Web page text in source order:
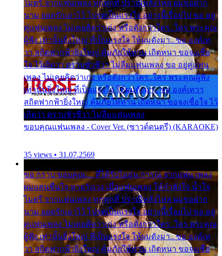
ไมตรี จากแฟนเพลง ทุกทุกที่ ปราณีหลั่งไหล ผมขอฝาก
นาม ยอดรักเอาไว้ โปรดเป็นแรงใจ อย่างนี้เรื่อยไป ขอ อยู่
คู่แฟนเพลง ไม่เคยคิดว่าเก่ง หรือดังกว่าใคร..ใคร พระคุณ
ผู้ฟัง เท่านั้นยิ่งใหญ่ ที่เป็นแรงใจ ให้ผมดังมา.. ขอ องค์เท
วา สถิตฟากฟ้ายิ่งใหญ่ คุ้มภัยให้ท่าน เถิดหนา ขอจงเชื่อ
ใจ ไว้เถิดว่า ตราบชั่วชีวา ไม่ลืมแฟนเพลง ขอ อยู่คู่แฟน
เพลง ไม่เคยคิดว่าเก่ง หรือดังกว่าใคร..ใคร พระคุณผู้ฟัง
เท่านั้นยิ่งใหญ่ ที่เป็นแรงใจ ให้ผมดังมา.. ขอ องค์เทวา
สถิตฟากฟ้ายิ่งใหญ่ คุ้มภัยให้ท่าน เถิดหนา ขอจงเชื่อใจ ไว้
เถิดว่า ตราบชั่วชีวา ไม่ลืมแฟนเพลง
ขอบคุณแฟนเพลง - Cover Ver. (ซาวด์ดนตรี) (KARAOKE)
35 views • 31.07.2569
ขอ กราบ ขอบคุณ.... ที่ได้รับไออุ่น การุณ จากแฟน เพลง
ผมแสนชื่นใจ หายวังเวง เมื่อแฟนเพลง ให้กำลังใจ น้ำใจ
ไมตรี จากแฟนเพลง ทุกทุกที่ ปราณีหลั่งไหล ผมขอฝาก
นาม ยอดรักเอาไว้ โปรดเป็นแรงใจ อย่างนี้เรื่อยไป ขอ อยู่
คู่แฟนเพลง ไม่เคยคิดว่าเก่ง หรือดังกว่าใคร..ใคร พระคุณ
ผู้ฟัง เท่านั้นยิ่งใหญ่ ที่เป็นแรงใจ ให้ผมดังมา.. ขอ องค์เท
วา สถิตฟากฟ้ายิ่งใหญ่ คุ้มภัยให้ท่าน เถิดหนา ขอจงเชื่อ